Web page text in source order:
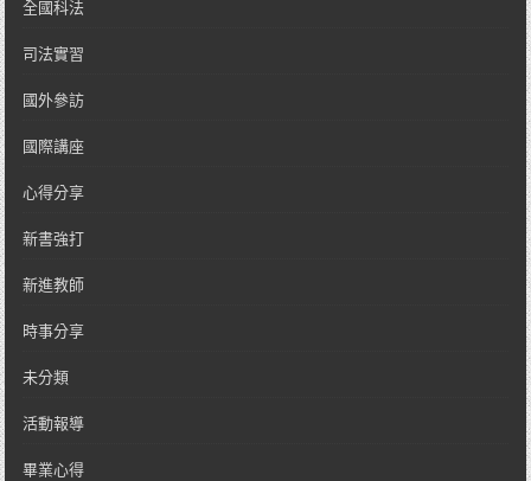
全國科法
司法實習
國外參訪
國際講座
心得分享
新書強打
新進教師
時事分享
未分類
活動報導
畢業心得